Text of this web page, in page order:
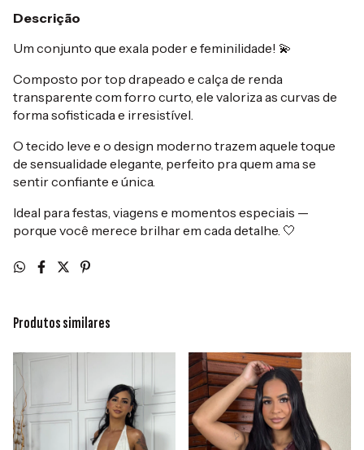
Descrição
Um conjunto que exala poder e feminilidade! 💫
Composto por top drapeado e calça de renda
transparente com forro curto, ele valoriza as curvas de
forma sofisticada e irresistível.
O tecido leve e o design moderno trazem aquele toque
de sensualidade elegante, perfeito pra quem ama se
sentir confiante e única.
Ideal para festas, viagens e momentos especiais —
porque você merece brilhar em cada detalhe. 🤍
Produtos similares